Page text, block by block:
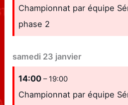
Championnat par équipe
phase 2
samedi 23 janvier
14:00– 19:00
Championnat par équipe